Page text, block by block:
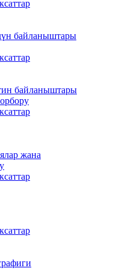
байланыштары
байланыштары
жана